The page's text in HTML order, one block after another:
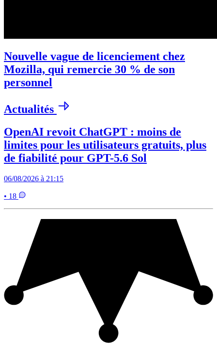
Nouvelle vague de licenciement chez
Mozilla, qui remercie 30 % de son
personnel
Actualités
OpenAI revoit ChatGPT : moins de
limites pour les utilisateurs gratuits, plus
de fiabilité pour GPT-5.6 Sol
06/08/2026 à 21:15
• 18